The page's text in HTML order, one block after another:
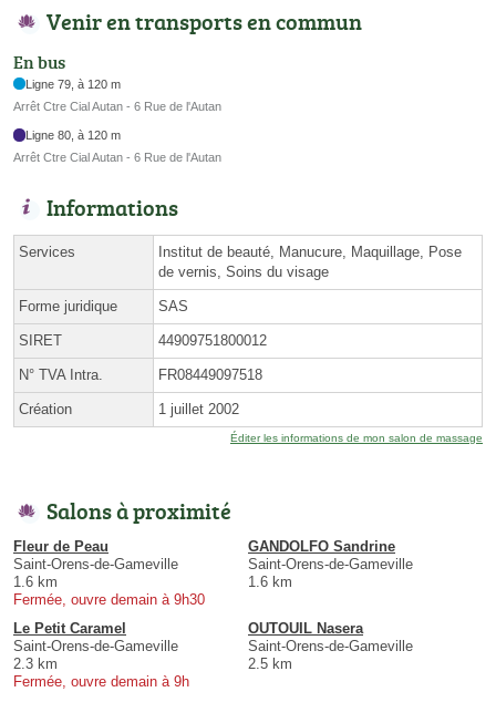
Venir en transports en commun
En bus
Ligne 79, à 120 m
Arrêt Ctre Cial Autan - 6 Rue de l'Autan
Ligne 80, à 120 m
Arrêt Ctre Cial Autan - 6 Rue de l'Autan
Informations
Services
Institut de beauté, Manucure, Maquillage, Pose
de vernis, Soins du visage
Forme juridique SAS
SIRET 44909751800012
N° TVA Intra. FR08449097518
Création 1 juillet 2002
Éditer les informations de mon salon de massage
Salons à proximité
Fleur de Peau
Saint-Orens-de-Gameville
1.6 km
Fermée, ouvre demain à 9h30
GANDOLFO Sandrine
Saint-Orens-de-Gameville
1.6 km
Le Petit Caramel
Saint-Orens-de-Gameville
2.3 km
Fermée, ouvre demain à 9h
OUTOUIL Nasera
Saint-Orens-de-Gameville
2.5 km